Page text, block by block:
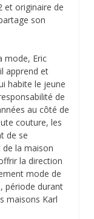
et originaire de
son
mode, Eric
apprend et
habite le jeune
de
au côté de
couture, les
de se
de la maison
la direction
mode de
période durant
maisons Karl